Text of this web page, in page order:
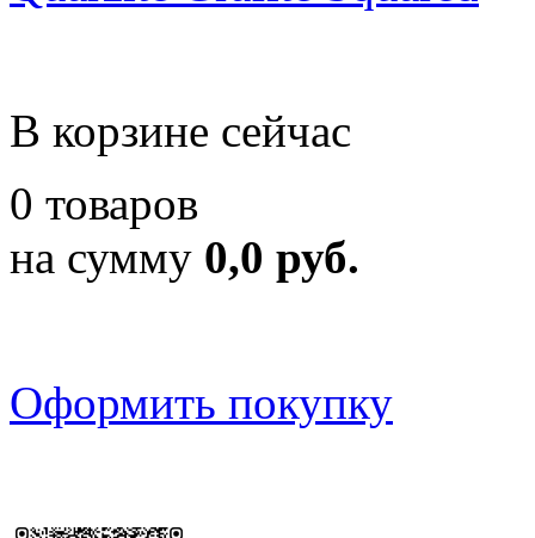
В корзине сейчас
0 товаров
на сумму 0,0 руб.
Оформить покупку